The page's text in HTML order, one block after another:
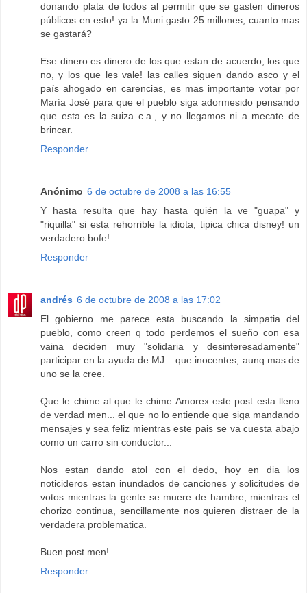
donando plata de todos al permitir que se gasten dineros
públicos en esto! ya la Muni gasto 25 millones, cuanto mas
se gastará?
Ese dinero es dinero de los que estan de acuerdo, los que
no, y los que les vale! las calles siguen dando asco y el
país ahogado en carencias, es mas importante votar por
María José para que el pueblo siga adormesido pensando
que esta es la suiza c.a., y no llegamos ni a mecate de
brincar.
Responder
Anónimo 6 de octubre de 2008 a las 16:55
Y hasta resulta que hay hasta quién la ve "guapa" y
"riquilla" si esta rehorrible la idiota, tipica chica disney! un
verdadero bofe!
Responder
andrés 6 de octubre de 2008 a las 17:02
El gobierno me parece esta buscando la simpatia del
pueblo, como creen q todo perdemos el sueño con esa
vaina deciden muy "solidaria y desinteresadamente"
participar en la ayuda de MJ... que inocentes, aunq mas de
uno se la cree.
Que le chime al que le chime Amorex este post esta lleno
de verdad men... el que no lo entiende que siga mandando
mensajes y sea feliz mientras este pais se va cuesta abajo
como un carro sin conductor...
Nos estan dando atol con el dedo, hoy en dia los
noticideros estan inundados de canciones y solicitudes de
votos mientras la gente se muere de hambre, mientras el
chorizo continua, sencillamente nos quieren distraer de la
verdadera problematica.
Buen post men!
Responder